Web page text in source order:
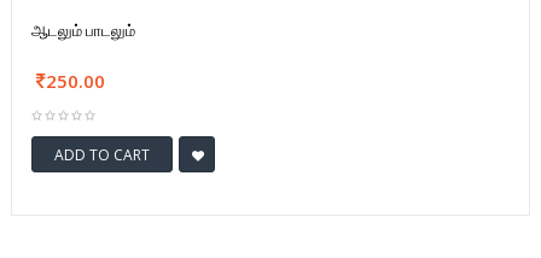
ஆடலும் பாடலும்
250.00
ADD TO CART